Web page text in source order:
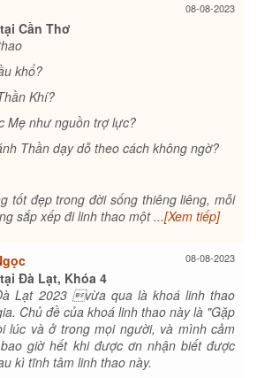
08-08-2023
Cần Thơ
khổ?
Khí?
Mẹ như nguồn trợ lực?
Thần dạy dỗ theo cách không ngờ?
tốt đẹp trong đời sống thiêng liêng, mỗi
sắp xếp đi linh thao một ...[Xem tiếp]
08-08-2023
Đà Lạt, Khóa 4
Lạt 2023 vừa qua là khoá linh thao
Chủ đề của khoá linh thao này là "Gặp
lúc và ở trong mọi người, và mình cảm
giờ hết khi được ơn nhận biết được
kì tĩnh tâm linh thao này.